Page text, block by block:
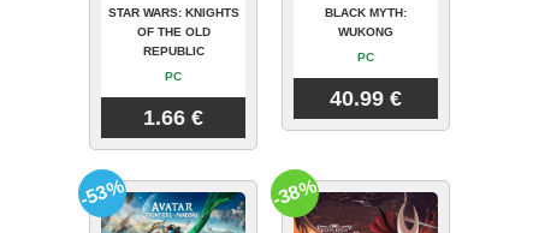
STAR WARS: KNIGHTS
OF THE OLD
REPUBLIC
PC
1.66 €
BLACK MYTH:
WUKONG
PC
40.99 €
-53% -38%